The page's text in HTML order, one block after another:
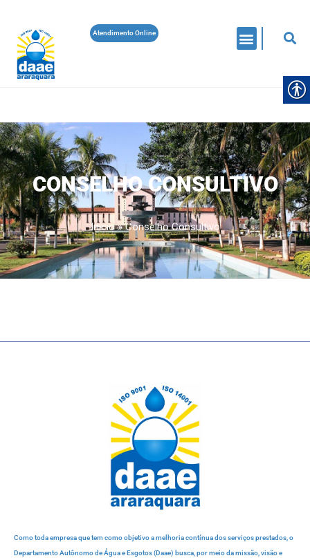
Atendimento Online
CONSELHO CONSULTIVO
Início»Conselho Consultivo
Como toda empresa que tem como objetivo a melhoria contínua dos serviços prestados, o
Departamento Autônomo de Água e Esgotos (Daae) busca, por meio da missão, visão e